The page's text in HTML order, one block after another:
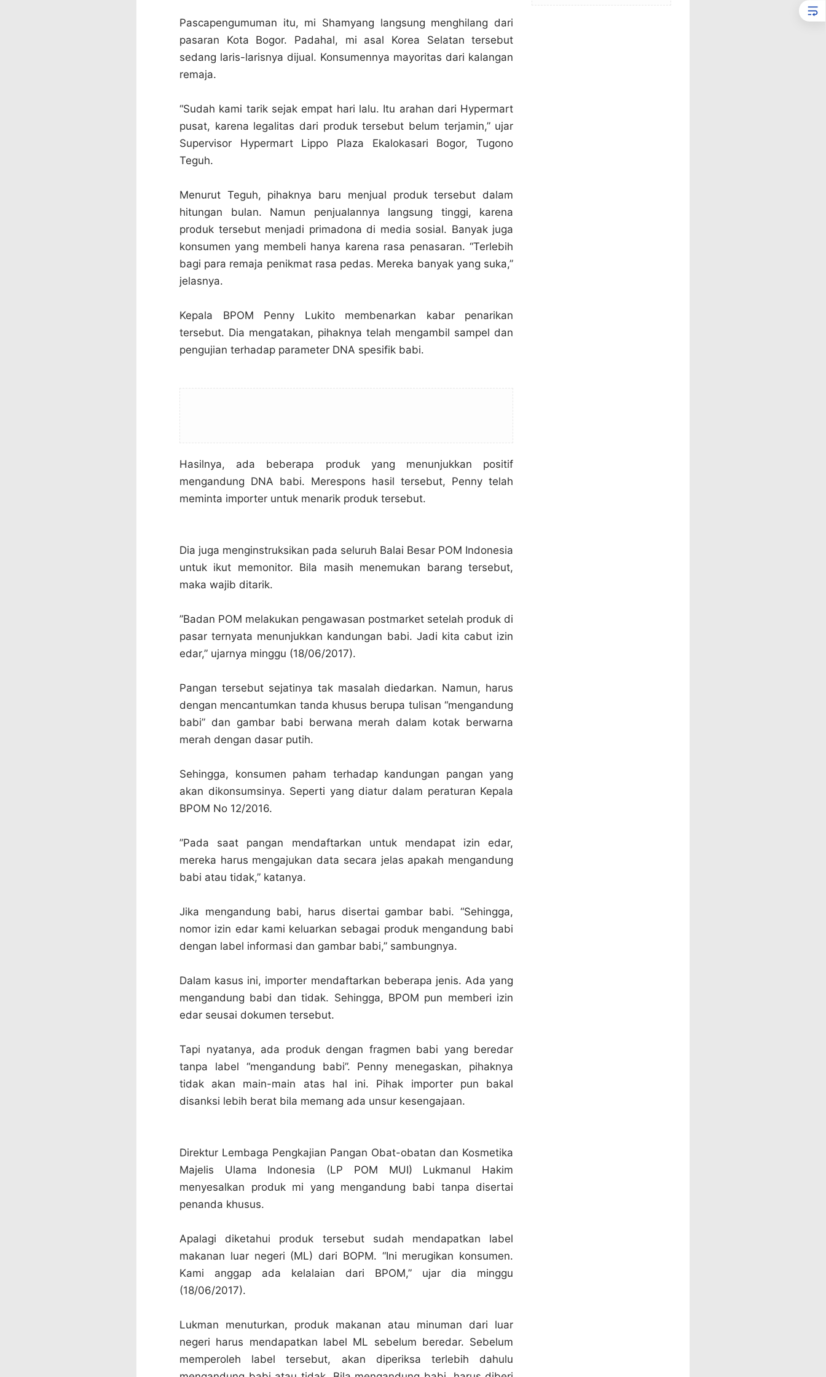
Bogor Channel
Bagikan ke media lain
Pascapengumuman itu, mi Shamyang langsung menghilang dari
pasaran Kota Bogor. Padahal, mi asal Korea Selatan tersebut
sedang laris-larisnya dijual. Konsumennya mayoritas dari kalangan
remaja.
“Sudah kami tarik sejak empat hari lalu. Itu arahan dari Hypermart
pusat, karena legalitas dari produk tersebut belum terjamin,” ujar
Supervisor Hypermart Lippo Plaza Ekalokasari Bogor, Tugono
Teguh.
Menurut Teguh, pihaknya baru menjual produk tersebut dalam
hitungan bulan. Namun penjualannya langsung tinggi, karena
produk tersebut menjadi primadona di media sosial. Banyak juga
konsumen yang membeli hanya karena rasa penasaran. “Terlebih
bagi para remaja penikmat rasa pedas. Mereka banyak yang suka,”
jelasnya.
Kepala BPOM Penny Lukito membenarkan kabar penarikan
tersebut. Dia mengatakan, pihaknya telah mengambil sampel dan
pengujian terhadap parameter DNA spesifik babi.
Hasilnya, ada beberapa produk yang menunjukkan positif
mengandung DNA babi. Merespons hasil tersebut, Penny telah
meminta importer untuk menarik produk tersebut.
Dia juga menginstruksikan pada seluruh Balai Besar POM Indonesia
untuk ikut memonitor. Bila masih menemukan barang tersebut,
maka wajib ditarik.
”Badan POM melakukan pengawasan postmarket setelah produk di
pasar ternyata menunjukkan kandungan babi. Jadi kita cabut izin
edar,” ujarnya minggu (18/06/2017).
Pangan tersebut sejatinya tak masalah diedarkan. Namun, harus
dengan mencantumkan tanda khusus berupa tulisan “mengandung
babi” dan gambar babi berwana merah dalam kotak berwarna
merah dengan dasar putih.
Sehingga, konsumen paham terhadap kandungan pangan yang
akan dikonsumsinya. Seperti yang diatur dalam peraturan Kepala
BPOM No 12/2016.
”Pada saat pangan mendaftarkan untuk mendapat izin edar,
mereka harus mengajukan data secara jelas apakah mengandung
babi atau tidak,” katanya.
Jika mengandung babi, harus disertai gambar babi. “Sehingga,
nomor izin edar kami keluarkan sebagai produk mengandung babi
dengan label informasi dan gambar babi,” sambungnya.
Dalam kasus ini, importer mendaftarkan beberapa jenis. Ada yang
mengandung babi dan tidak. Sehingga, BPOM pun memberi izin
edar seusai dokumen tersebut.
Tapi nyatanya, ada produk dengan fragmen babi yang beredar
tanpa label “mengandung babi”. Penny menegaskan, pihaknya
tidak akan main-main atas hal ini. Pihak importer pun bakal
disanksi lebih berat bila memang ada unsur kesengajaan.
Direktur Lembaga Pengkajian Pangan Obat-obatan dan Kosmetika
Majelis Ulama Indonesia (LP POM MUI) Lukmanul Hakim
menyesalkan produk mi yang mengandung babi tanpa disertai
penanda khusus.
Apalagi diketahui produk tersebut sudah mendapatkan label
makanan luar negeri (ML) dari BOPM. “Ini merugikan konsumen.
Kami anggap ada kelalaian dari BPOM,” ujar dia minggu
(18/06/2017).
Lukman menuturkan, produk makanan atau minuman dari luar
negeri harus mendapatkan label ML sebelum beredar. Sebelum
memperoleh label tersebut, akan diperiksa terlebih dahulu
Bogor Channel
Bagikan ke media lain